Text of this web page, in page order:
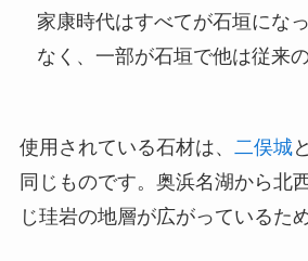
家康時代はすべてが石垣にな
なく、一部が石垣で他は従来
使用されている石材は、 二俣城
同じものです。奥浜名湖から北
じ珪岩の地層が広がっているた